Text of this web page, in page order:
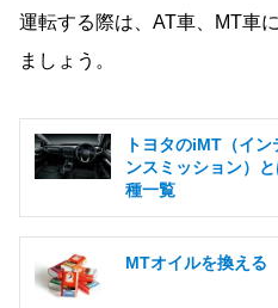
運転する際は、AT車、MT車
ましょう。
トヨタのiMT（イ
ンスミッション）
種一覧
MTオイルを換える